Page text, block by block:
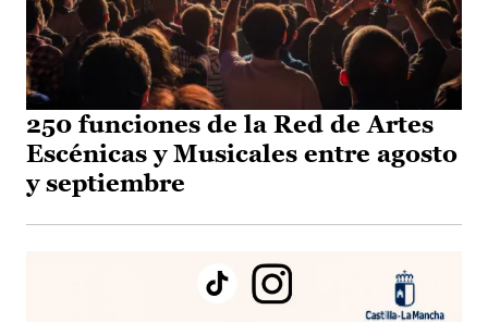
250 funciones de la Red de Artes
Escénicas y Musicales entre agosto
y septiembre